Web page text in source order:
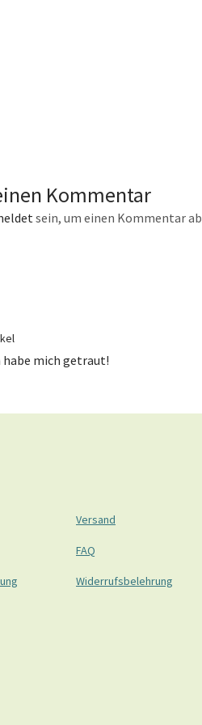
Kommentar
sein, um einen Kommentar
mich getraut!
Versand
FAQ
Widerrufsbelehrung